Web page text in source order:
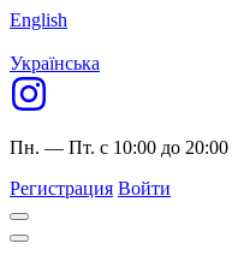
English
Українська
Пн. — Пт. с 10:00 до 20:00
Регистрация Войти